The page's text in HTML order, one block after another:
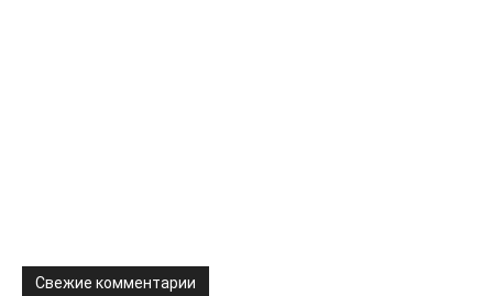
Свежие комментарии